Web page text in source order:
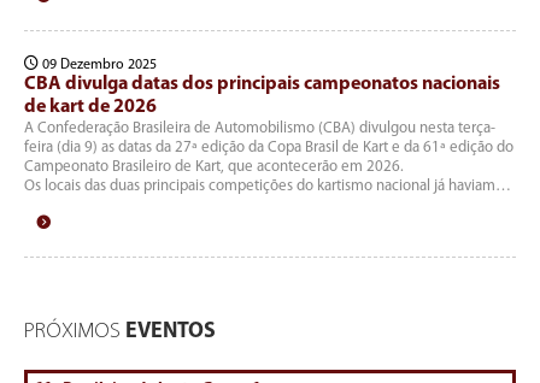
09 Dezembro 2025
CBA divulga datas dos principais campeonatos nacionais
de kart de 2026
A Confederação Brasileira de Automobilismo (CBA) divulgou nesta terça-
feira (dia 9) as datas da 27ª edição da Copa Brasil de Kart e da 61ª edição do
Campeonato Brasileiro de Kart, que acontecerão em 2026.
Os locais das duas principais competições do kartismo nacional já haviam…
PRÓXIMOS EVENTOS